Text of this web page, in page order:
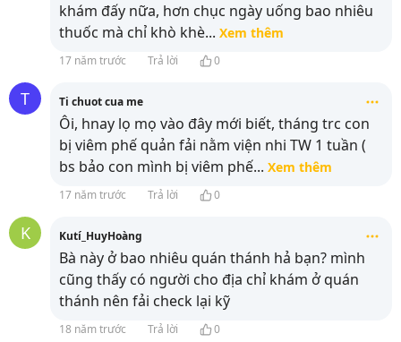
khám đấy nữa, hơn chục ngày uống bao nhiêu
thuốc mà chỉ khò khè... Xem thêm
17 năm trước Trả lời 0
T Ti chuot cua me
Ôi, hnay lọ mọ vào đây mới biết, tháng trc con
bị viêm phế quản fải nằm viện nhi TW 1 tuần (
bs bảo con mình bị viêm phế... Xem thêm
17 năm trước Trả lời 0
K Kutí_HuyHoàng
Bà này ở bao nhiêu quán thánh hả bạn? mình
cũng thấy có người cho địa chỉ khám ở quán
thánh nên fải check lại kỹ
18 năm trước Trả lời 0